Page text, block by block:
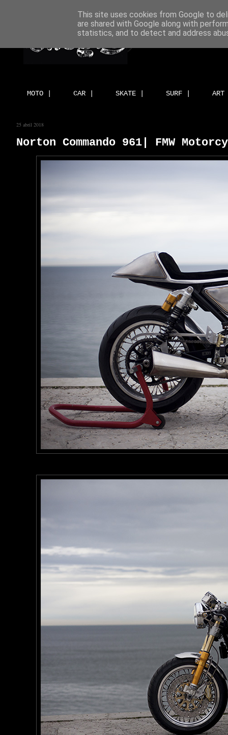
MOTO | CAR | SKATE | SURF |
25 abril 2018
Norton Commando 961| FMW
This site uses cookies from Google to
are shared with Google along with
statistics, and to detect and address